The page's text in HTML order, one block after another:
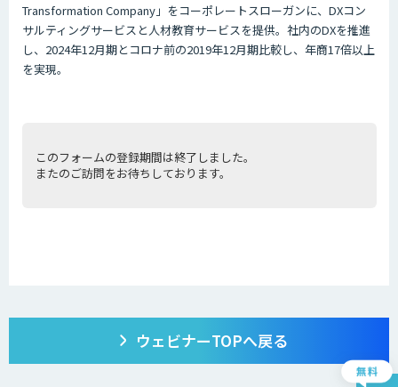
Transformation Company」をコーポレートスローガンに、DXコン
サルティングサービスと人材教育サービスを提供。社内のDXを推進
し、2024年12月期とコロナ前の2019年12月期比較し、年商17倍以上
を実現。
ウェビナーTOPへ戻る